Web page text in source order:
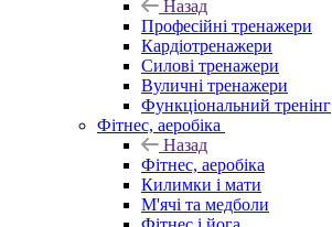
Назад
Професійні тренажери
Кардіотренажери
Силові тренажери
Вуличні тренажери
Функціональний тренінг
Фітнес, аеробіка
Назад
Фітнес, аеробіка
Килимки і мати
М'ячі та медболи